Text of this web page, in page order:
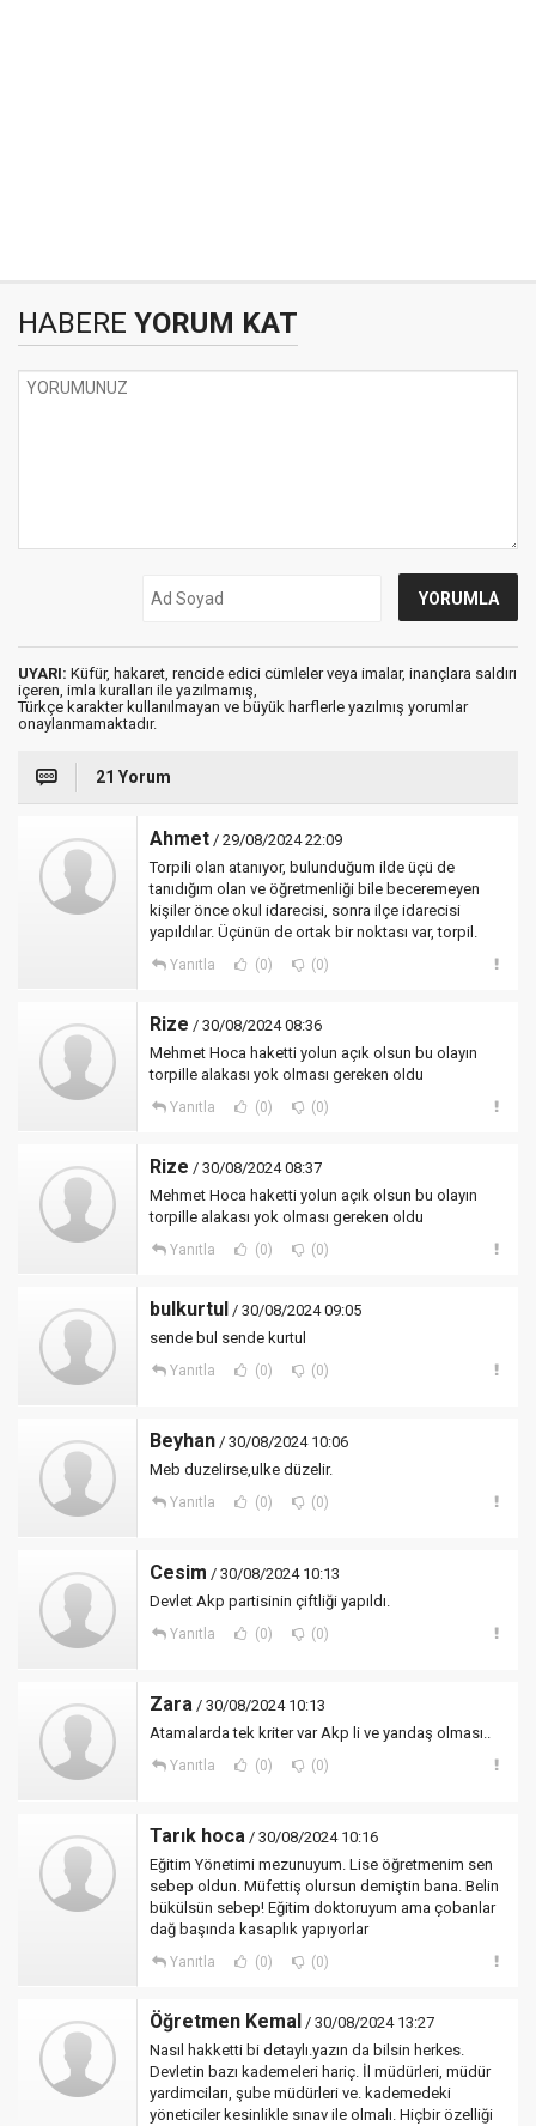
HABERE YORUM KAT
UYARI: Küfür, hakaret, rencide edici cümleler veya imalar, inançlara saldırı
içeren, imla kuralları ile yazılmamış,
Türkçe karakter kullanılmayan ve büyük harflerle yazılmış yorumlar
onaylanmamaktadır.
21 Yorum
Ahmet / 29/08/2024 22:09
Torpili olan atanıyor, bulunduğum ilde üçü de
tanıdığım olan ve öğretmenliği bile beceremeyen
kişiler önce okul idarecisi, sonra ilçe idarecisi
yapıldılar. Üçünün de ortak bir noktası var, torpil.
Yanıtla (0) (0)
Rize / 30/08/2024 08:36
Mehmet Hoca haketti yolun açık olsun bu olayın
torpille alakası yok olması gereken oldu
Yanıtla (0) (0)
Rize / 30/08/2024 08:37
Mehmet Hoca haketti yolun açık olsun bu olayın
torpille alakası yok olması gereken oldu
Yanıtla (0) (0)
bulkurtul / 30/08/2024 09:05
sende bul sende kurtul
Yanıtla (0) (0)
Beyhan / 30/08/2024 10:06
Meb duzelirse,ulke düzelir.
Yanıtla (0) (0)
Cesim / 30/08/2024 10:13
Devlet Akp partisinin çiftliği yapıldı.
Yanıtla (0) (0)
Zara / 30/08/2024 10:13
Atamalarda tek kriter var Akp li ve yandaş olması..
Yanıtla (0) (0)
Tarık hoca / 30/08/2024 10:16
Eğitim Yönetimi mezunuyum. Lise öğretmenim sen
sebep oldun. Müfettiş olursun demiştin bana. Belin
bükülsün sebep! Eğitim doktoruyum ama çobanlar
dağ başında kasaplık yapıyorlar
Yanıtla (0) (0)
Öğretmen Kemal / 30/08/2024 13:27
Nasıl hakketti bi detaylı.yazın da bilsin herkes.
Devletin bazı kademeleri hariç. İl müdürleri, müdür
yardimciları, şube müdürleri ve. kademedeki
yöneticiler kesinlikle sınav ile olmalı. Hiçbir özelliği